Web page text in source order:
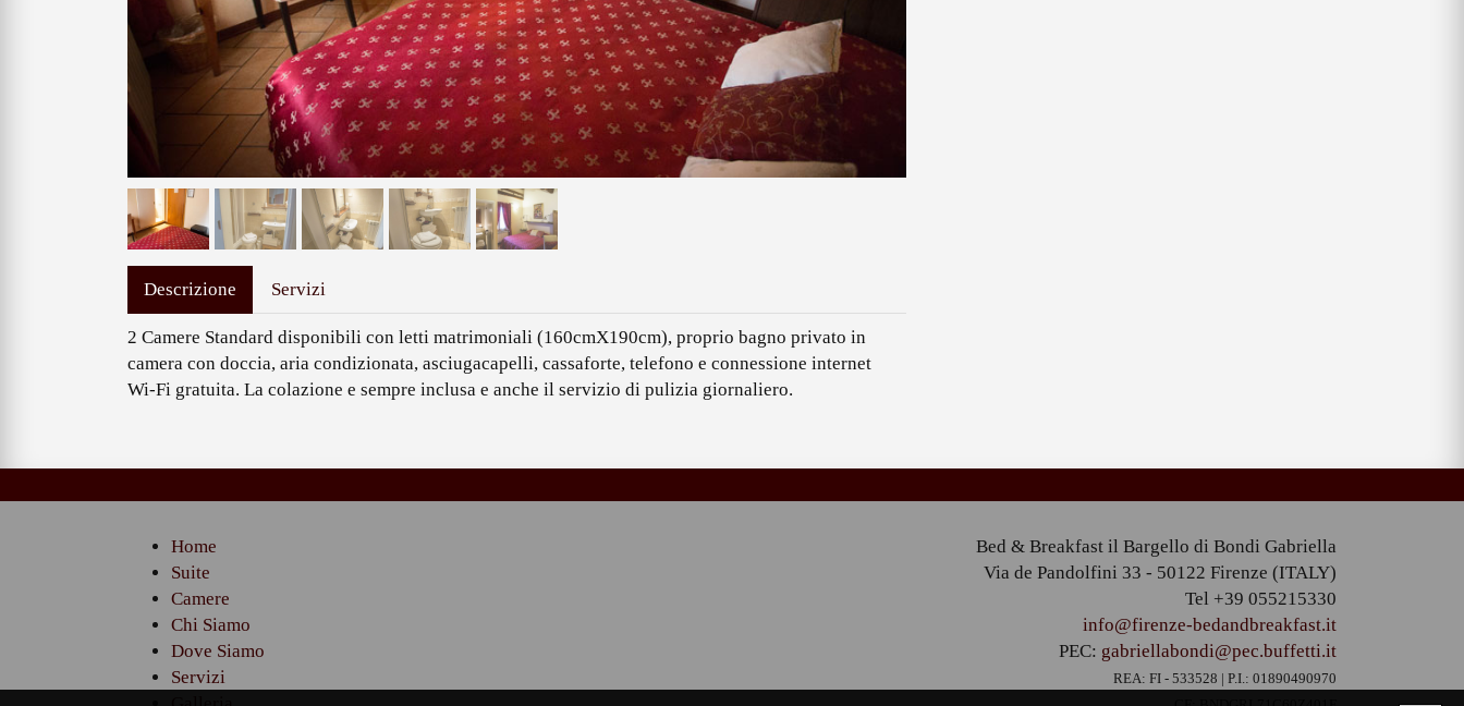
Descrizione Servizi
2 Camere Standard disponibili con letti matrimoniali (160cmX190cm), proprio bagno privato in
camera con doccia, aria condizionata, asciugacapelli, cassaforte, telefono e connessione internet
Wi-Fi gratuita. La colazione e sempre inclusa e anche il servizio di pulizia giornaliero.
Home
Suite
Camere
Chi Siamo
Dove Siamo
Servizi
Bed & Breakfast il Bargello di Bondi Gabriella
Via de Pandolfini 33 - 50122 Firenze (ITALY)
Tel +39 055215330
info@firenze-bedandbreakfast.it
PEC: gabriellabondi@pec.buffetti.it
REA: FI - 533528 | P.I.: 01890490970